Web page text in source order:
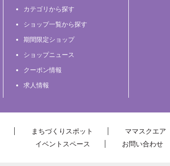
カテゴリから探す
ショップ一覧から探す
期間限定ショップ
ショップニュース
クーポン情報
求人情報
まちづくりスポット ママスクエア
イベントスペース
お問い合わせ